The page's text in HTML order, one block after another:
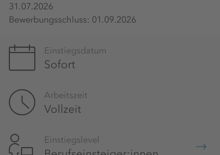
31.07.2026
Bewerbungsschluss: 01.09.2026
Einstiegsdatum
Sofort
Arbeitszeit
Vollzeit
Einstiegslevel